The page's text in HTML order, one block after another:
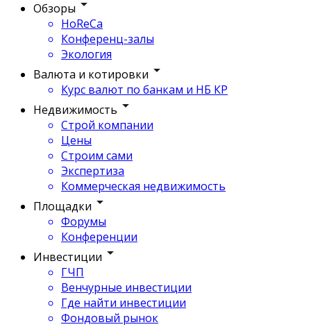
Обзоры
HoReCa
Конференц-залы
Экология
Валюта и котировки
Курс валют по банкам и НБ КР
Недвижимость
Строй компании
Цены
Строим сами
Экспертиза
Коммерческая недвижимость
Площадки
Форумы
Конференции
Инвестиции
ГЧП
Венчурные инвестиции
Где найти инвестиции
Фондовый рынок